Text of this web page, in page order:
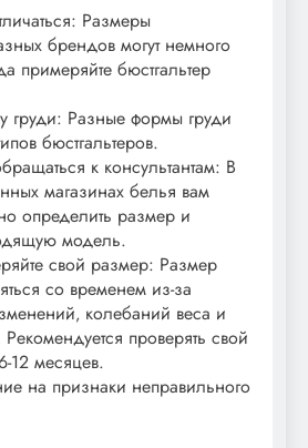
Размеры
брендов могут немного
примеряйте бюстгальтер
груди: Разные формы груди
бюстгальтеров.
к консультантам: В
магазинах белья вам
определить размер и
модель.
свой размер: Размер
со временем из-за
колебаний веса и
проверять свой
12 месяцев.
на признаки неправильного